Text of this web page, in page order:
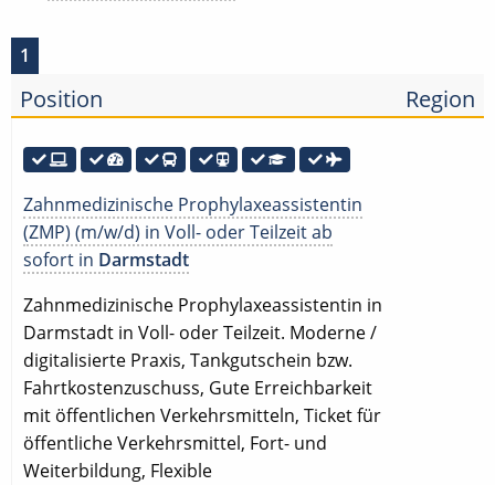
1
Position Region
Zahnmedizinische Prophylaxeassistentin
(ZMP) (m/w/d) in Voll- oder Teilzeit ab
sofort in Darmstadt
Zahnmedizinische Prophylaxeassistentin in
Darmstadt in Voll- oder Teilzeit. Moderne /
digitalisierte Praxis, Tankgutschein bzw.
Fahrtkostenzuschuss, Gute Erreichbarkeit
mit öffentlichen Verkehrsmitteln, Ticket für
öffentliche Verkehrsmittel, Fort- und
Weiterbildung, Flexible